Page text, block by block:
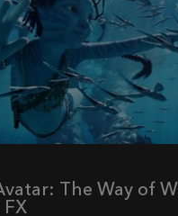
The Way of